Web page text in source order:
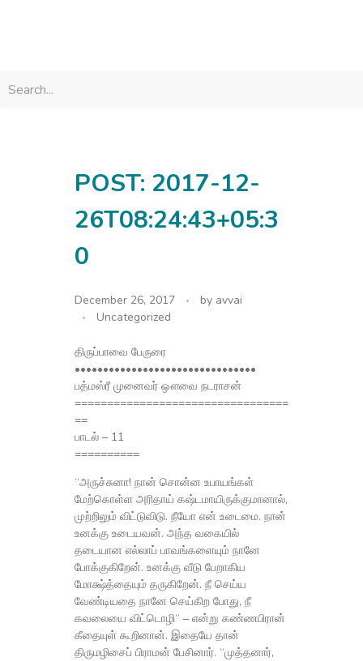
POST: 2017-12-
26T08:24:43+05:3
0
December 26, 2017 by avvai
Uncategorized
திருப்பாவை பேருரை
••••••••••••••••••••••••••••••••
பத்மஸ்ரீ முனைவர் ஔவை நடராசன்
=================================
==
பாடல் – 11
==========
“அருச்சுனா! நான் சொன்ன உபாயங்கள்
மேற்கொள்ள அரிதாய் கஷ்டமாயிருக்குமானால்,
முற்றிலும் விட்டுவிடு. நீயோ என் உடைமை. நான்
உனக்கு உடையவன். அந்த வகையில்
தடையான எல்லாப் பாவங்களையும் நானே
போக்குகிறேன். உனக்கு வீடு பேறாகிய
மோக்ஷ்த்தையும் தருகிறேன். நீ செய்ய
வேண்டியதை நானே செய்கிற போது, நீ
கவலையை விட்டொழி“ – என்று கண்ணபிரான்
கீதையுள் கூறினான். இதையே தான்
திருமழிசைப் பிராமன் பேசினார். “முத்தனார்,